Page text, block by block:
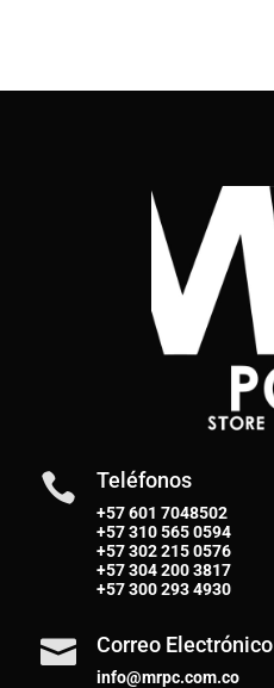
 Teléfonos
+57 601 7048502
+57310 565 0594
+57302 215 0576
+57304 200 3817
+57300 293 4930
 Correo Electrónico
info@mrpc.com.co